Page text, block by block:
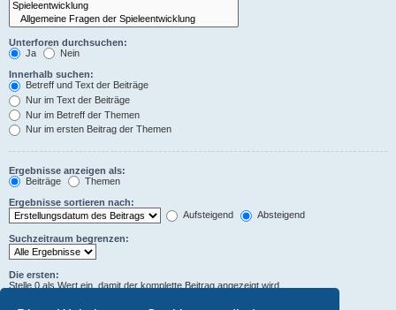
Unterforen durchsuchen:
Ja
Nein
Innerhalb suchen:
Betreff und Text der Beiträge
Nur im Text der Beiträge
Nur im Betreff der Themen
Nur im ersten Beitrag der Themen
Ergebnisse anzeigen als:
Beiträge
Themen
Ergebnisse sortieren nach:
Aufsteigend
Absteigend
Suchzeitraum begrenzen:
Die ersten:
Stelle 0 als Wert ein, damit der komplette Beitrag angezeigt wird.